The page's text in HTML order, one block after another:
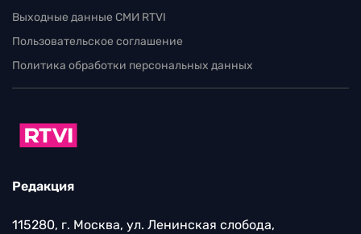
Выходные данные СМИ RTVI
Пользовательское соглашение
Политика обработки персональных данных
Редакция
115280, г. Москва, ул. Ленинская слобода,